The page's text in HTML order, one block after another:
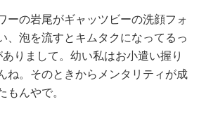
ーの岩尾がギャッツビーの洗顔フォ
、泡を流すとキムタクになってるっ
りまして。幼い私はお小遣い握り
ね。そのときからメンタリティが成
もんやで。